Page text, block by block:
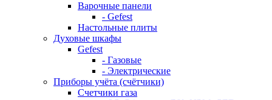
Варочные панели
- Gefest
Настольные плиты
Духовые шкафы
Gefest
- Газовые
- Электрические
Приборы учёта (счётчики)
Счетчики газа